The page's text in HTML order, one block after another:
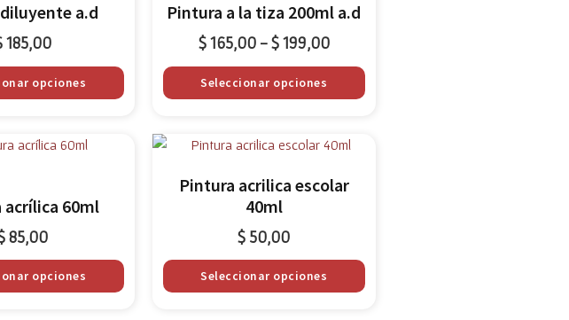
a.d
185,00
opciones
Pintura a la tiza 200ml a.d
$165,00 - $199,00
Seleccionar opciones
acrílica 60ml
85,00
opciones
Pintura acrilica escolar
40ml
$ 50,00
Seleccionar opciones